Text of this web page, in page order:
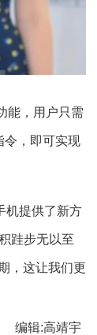
能，用户只需
令，即可实现
机提供了新方
跬步无以至
，这让我们更
编辑:高靖宇